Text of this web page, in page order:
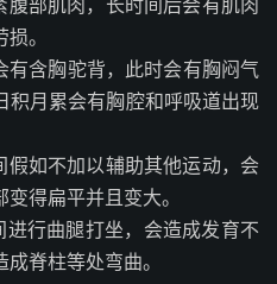
部肌肉，长时间后会有肌肉
。
含胸驼背，此时会有胸闷气
积月累会有胸腔和呼吸道出现
如不加以辅助其他运动，会
得扁平并且变大。
行曲腿打坐，会造成发育不
脊柱等处弯曲。